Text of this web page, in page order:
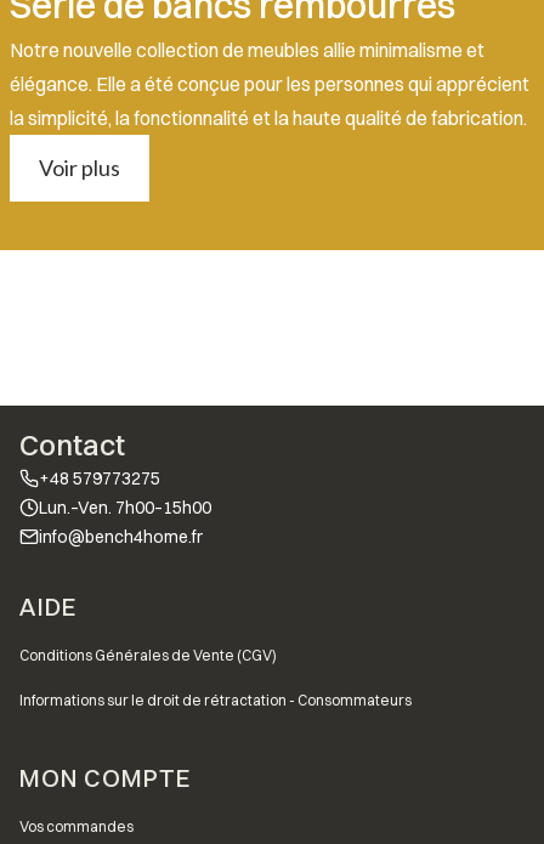
Notre nouvelle collection de meubles allie minimalisme et
élégance. Elle a été conçue pour les personnes qui apprécient
la simplicité, la fonctionnalité et la haute qualité de fabrication.
Voir plus
Contact
+48 579773275
Lun.–Ven. 7h00–15h00
info@bench4home.fr
Menu de bas de page
AIDE
Conditions Générales de Vente (CGV)
Informations sur le droit de rétractation - Consommateurs
MON COMPTE
Vos commandes